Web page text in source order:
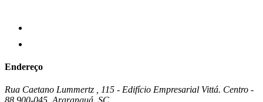
Endereço
Rua Caetano Lummertz , 115 - Edifício Empresarial Vittá. Centro -